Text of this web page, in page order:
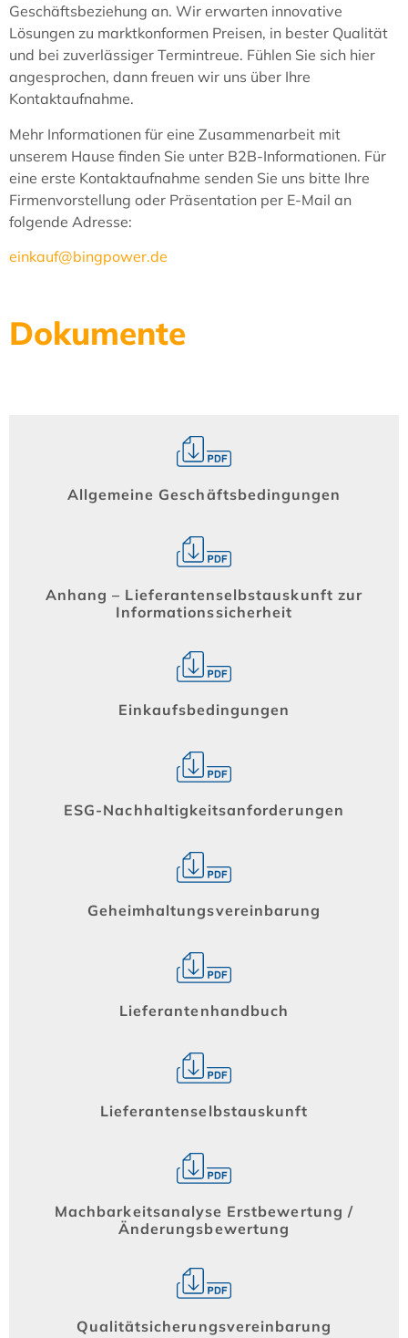
Geschäftsbeziehung an. Wir erwarten innovative
Lösungen zu marktkonformen Preisen, in bester Qualität
und bei zuverlässiger Termintreue. Fühlen Sie sich hier
angesprochen, dann freuen wir uns über Ihre
Kontaktaufnahme.
Mehr Informationen für eine Zusammenarbeit mit
unserem Hause finden Sie unter B2B-Informationen. Für
eine erste Kontaktaufnahme senden Sie uns bitte Ihre
Firmenvorstellung oder Präsentation per E-Mail an
folgende Adresse:
einkauf@bingpower.de
Dokumente
Allgemeine Geschäftsbedingungen
Anhang – Lieferantenselbstauskunft zur
Informationssicherheit
Einkaufsbedingungen
ESG-Nachhaltigkeitsanforderungen
Geheimhaltungsvereinbarung
Lieferantenhandbuch
Lieferantenselbstauskunft
Machbarkeitsanalyse Erstbewertung /
Änderungsbewertung
Qualitätsicherungsvereinbarung